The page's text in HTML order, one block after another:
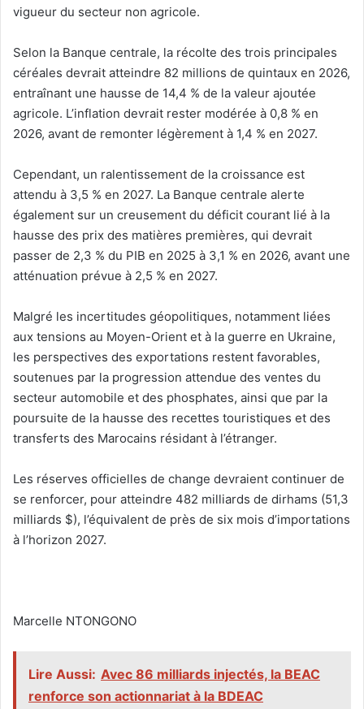
vigueur du secteur non agricole.
‎Selon la Banque centrale, la récolte des trois principales
céréales devrait atteindre 82 millions de quintaux en 2026,
entraînant une hausse de 14,4 % de la valeur ajoutée
agricole. L’inflation devrait rester modérée à 0,8 % en
2026, avant de remonter légèrement à 1,4 % en 2027.
‎Cependant, un ralentissement de la croissance est
attendu à 3,5 % en 2027. La Banque centrale alerte
également sur un creusement du déficit courant lié à la
hausse des prix des matières premières, qui devrait
passer de 2,3 % du PIB en 2025 à 3,1 % en 2026, avant une
atténuation prévue à 2,5 % en 2027.
‎Malgré les incertitudes géopolitiques, notamment liées
aux tensions au Moyen-Orient et à la guerre en Ukraine,
les perspectives des exportations restent favorables,
soutenues par la progression attendue des ventes du
secteur automobile et des phosphates, ainsi que par la
poursuite de la hausse des recettes touristiques et des
transferts des Marocains résidant à l’étranger.
‎Les réserves officielles de change devraient continuer de
se renforcer, pour atteindre 482 milliards de dirhams (51,3
milliards $), l’équivalent de près de six mois d’importations
à l’horizon 2027.
‎Marcelle NTONGONO
Lire Aussi: Avec 86 milliards injectés, la BEAC
renforce son actionnariat à la BDEAC